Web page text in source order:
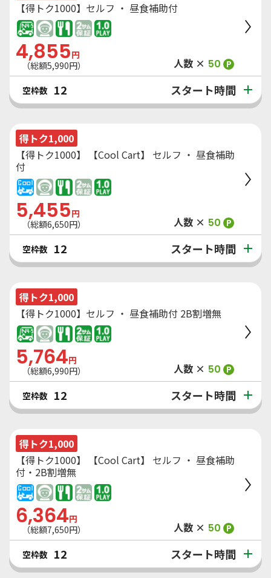
【得トク1000】セルフ ・ 昼食補助付
4,855円
（総額5,990円） 人数 × 50 P
空枠数 12 スタート時間
得トク1,000
【得トク1000】 【Cool Cart】 セルフ ・ 昼食補助
付
5,455円
（総額6,650円） 人数 × 50 P
空枠数 12 スタート時間
得トク1,000
【得トク1000】セルフ ・ 昼食補助付 2B割増無
5,764円
（総額6,990円） 人数 × 50 P
空枠数 12 スタート時間
得トク1,000
【得トク1000】 【Cool Cart】 セルフ ・ 昼食補助
付・2B割増無
6,364円
（総額7,650円） 人数 × 50 P
空枠数 12 スタート時間